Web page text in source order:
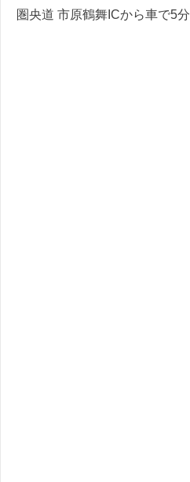
圏央道 市原鶴舞ICから車で5分